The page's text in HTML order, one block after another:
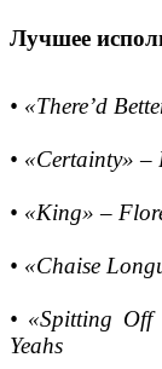
Лучшее
• «There’d
• «Certainty» –
• «King» –
• «Chaise
• «Spitting Off
Yeahs